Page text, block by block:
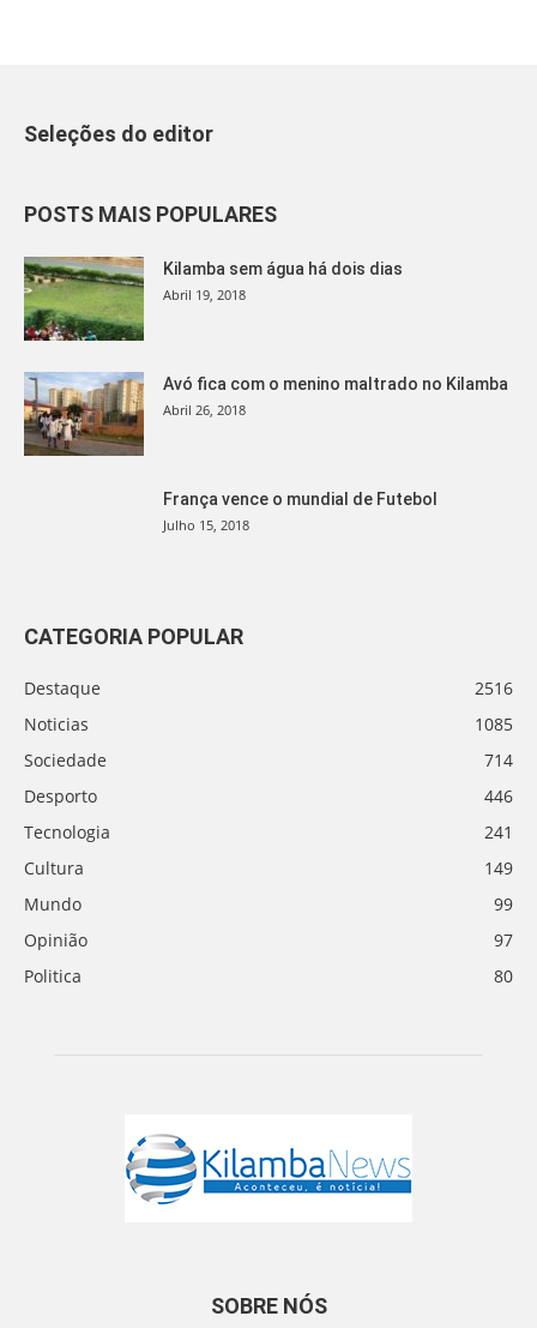
Seleções do editor
POSTS MAIS POPULARES
Kilamba sem água há dois dias
Abril 19, 2018
Avó fica com o menino maltrado no Kilamba
Abril 26, 2018
França vence o mundial de Futebol
Julho 15, 2018
CATEGORIA POPULAR
Destaque
2516
Noticias
1085
Sociedade
714
Desporto
446
Tecnologia
241
Cultura
149
Mundo
99
Opinião
97
Politica
80
SOBRE NÓS